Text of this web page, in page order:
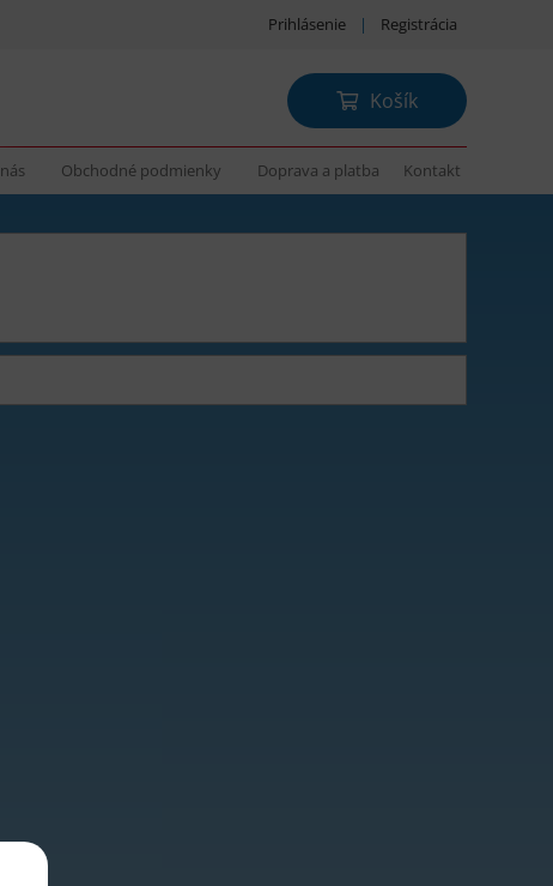
Prihlásenie | Registrácia
Košík
Obchodné podmienky Doprava a platba Kontakt